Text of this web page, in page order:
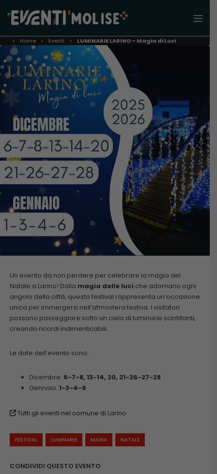
Home Eventi LUMINARIE LARINO – Magia di Luci
Un evento da non perdere per celebrare la magia del
Natale a Larino! Dalla magia delle luci che adornano ogni
angolo della città, questo festival rappresenta un’occasione
unica per immergersi nell’atmosfera festiva. I visitatori
possono passeggiare sotto un cielo di luminarie scintillanti,
creando ricordi indimenticabili.
Le date dell’evento sono:
Dicembre: 6-7-8, 13-14, 20, 21-26-27-28
Gennaio: 1-3-4-6
Tutti gli eventi nel comune di Larino
FESTIVAL LUMINARIE MAGIA NATALE
CONDIVIDI QUESTO EVENTO